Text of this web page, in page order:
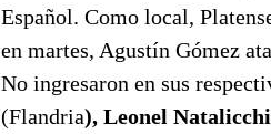
Español. Como local,
en martes, Agustín Gómez
No ingresaron en sus
(Flandria), Leonel